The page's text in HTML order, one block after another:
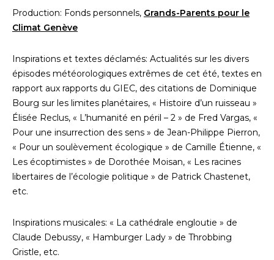
Production: Fonds personnels, Grands-Parents pour le
Climat Genève
Inspirations et textes déclamés: Actualités sur les divers
épisodes météorologiques extrêmes de cet été, textes en
rapport aux rapports du GIEC, des citations de Dominique
Bourg sur les limites planétaires, « Histoire d’un ruisseau »
Élisée Reclus, « L’humanité en péril – 2 » de Fred Vargas, «
Pour une insurrection des sens » de Jean-Philippe Pierron,
« Pour un soulèvement écologique » de Camille Étienne, «
Les écoptimistes » de Dorothée Moisan, « Les racines
libertaires de l’écologie politique » de Patrick Chastenet,
etc.
Inspirations musicales: « La cathédrale engloutie » de
Claude Debussy, « Hamburger Lady » de Throbbing
Gristle, etc.